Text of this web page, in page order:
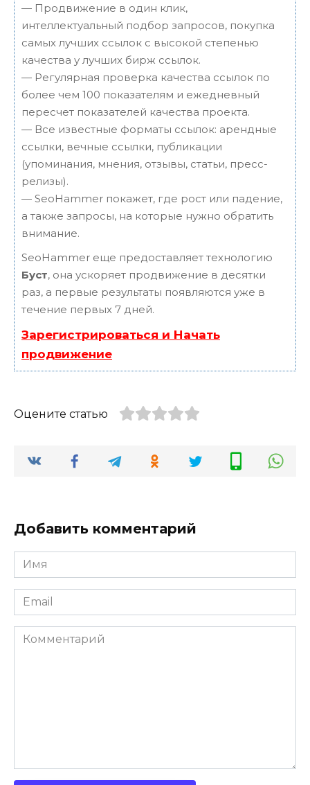
— Продвижение в один клик,
интеллектуальный подбор запросов, покупка
самых лучших ссылок с высокой степенью
качества у лучших бирж ссылок.
— Регулярная проверка качества ссылок по
более чем 100 показателям и ежедневный
пересчет показателей качества проекта.
— Все известные форматы ссылок: арендные
ссылки, вечные ссылки, публикации
(упоминания, мнения, отзывы, статьи, пресс-
релизы).
— SeoHammer покажет, где рост или падение,
а также запросы, на которые нужно обратить
внимание.
SeoHammer еще предоставляет технологию
Буст, она ускоряет продвижение в десятки
раз, а первые результаты появляются уже в
течение первых 7 дней.
Зарегистрироваться и Начать
продвижение
Оцените статью
Добавить комментарий
Имя
*
Email
*
Комментарий